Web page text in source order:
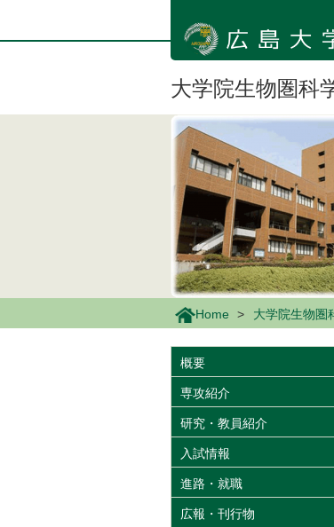
ン
大学院生物圏科
Home 大学院生物圏
概要
専攻紹介
研究・教員紹介
入試情報
進路・就職
広報・刊行物